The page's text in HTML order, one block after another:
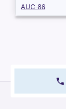
AUC-86